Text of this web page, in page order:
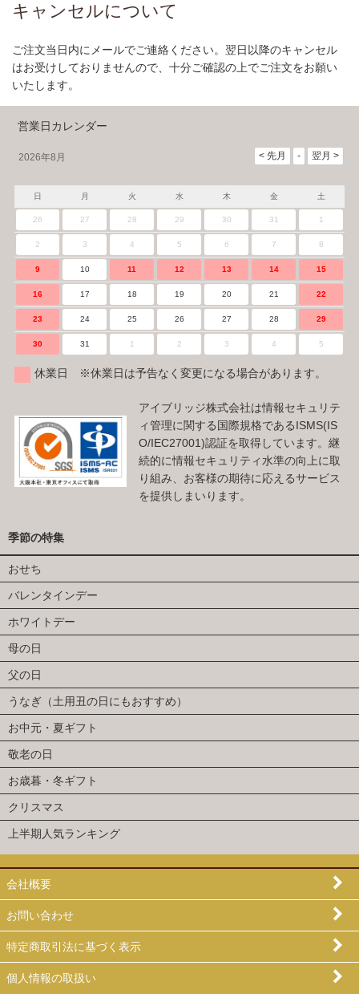
キャンセルについて
ご注文当日内にメールでご連絡ください。翌日以降のキャンセル
はお受けしておりませんので、十分ご確認の上でご注文をお願い
いたします。
営業日カレンダー
2026年8月
日 月 火 水 木 金 土
26 27 28 29 30 31 1
2 3 4 5 6 7 8
9 10 11 12 13 14 15
16 17 18 19 20 21 22
23 24 25 26 27 28 29
30 31 1 2 3 4 5
休業日 ※休業日は予告なく変更になる場合があります。
アイブリッジ株式会社は情報セキュリテ
ィ管理に関する国際規格であるISMS(IS
O/IEC27001)認証を取得しています。継
続的に情報セキュリティ水準の向上に取
り組み、お客様の期待に応えるサービス
を提供しまいります。
季節の特集
おせち
バレンタインデー
ホワイトデー
母の日
父の日
うなぎ（土用丑の日にもおすすめ）
お中元・夏ギフト
敬老の日
お歳暮・冬ギフト
クリスマス
上半期人気ランキング
会社概要
お問い合わせ
特定商取引法に基づく表示
個人情報の取扱い